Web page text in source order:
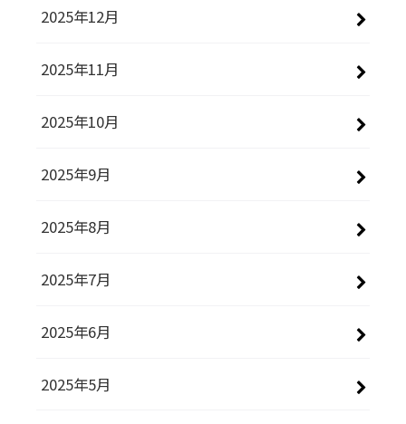
2025年12月
2025年11月
2025年10月
2025年9月
2025年8月
2025年7月
2025年6月
2025年5月